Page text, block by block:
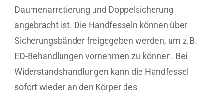
Daumenarretierung und Doppelsicherung
angebracht ist. Die Handfesseln können über
Sicherungsbänder freigegeben werden, um z.B.
ED-Behandlungen vornehmen zu können. Bei
Widerstandshandlungen kann die Handfessel
sofort wieder an den Körper des